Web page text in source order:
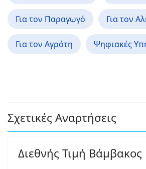
Για τον Παραγωγό Για τον
Για τον Αγρότη Ψηφιακές
Σχετικές Αναρτήσεις
Διεθνής Τιμή Βάμβακος